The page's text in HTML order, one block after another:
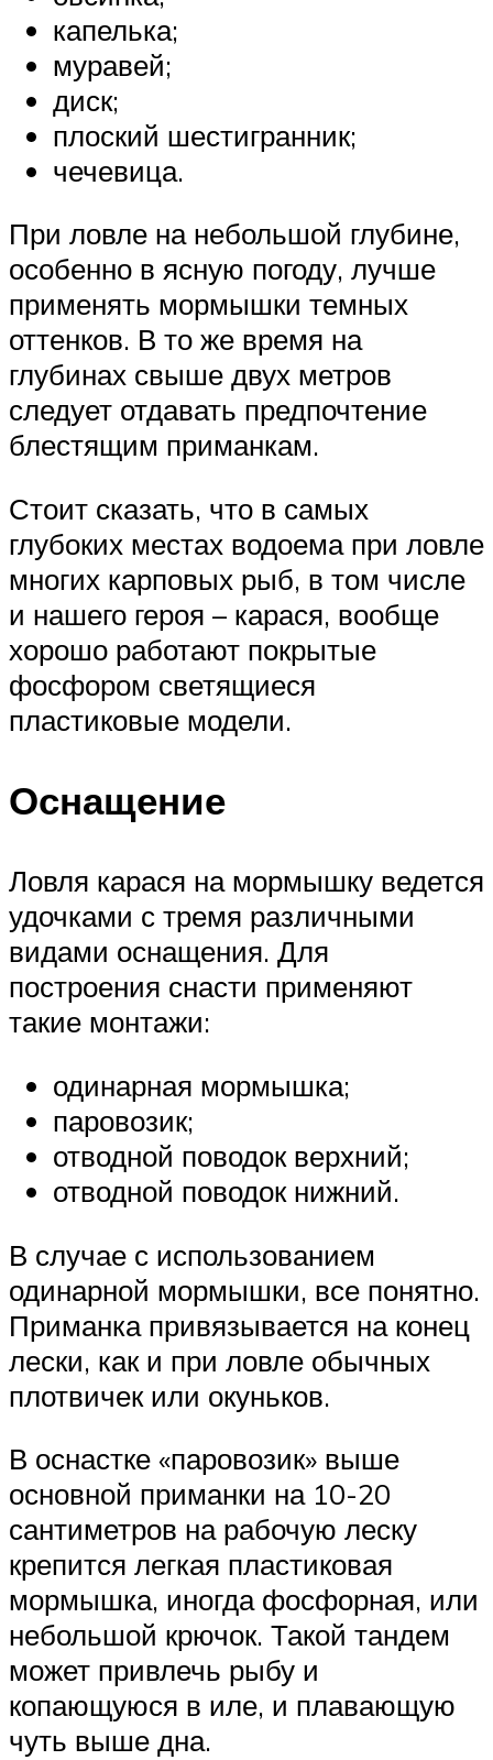
капелька;
муравей;
диск;
плоский шестигранник;
чечевица.
При ловле на небольшой глубине,
особенно в ясную погоду, лучше
применять мормышки темных
оттенков. В то же время на
глубинах свыше двух метров
следует отдавать предпочтение
блестящим приманкам.
Стоит сказать, что в самых
глубоких местах водоема при ловле
многих карповых рыб, в том числе
и нашего героя – карася, вообще
хорошо работают покрытые
фосфором светящиеся
пластиковые модели.
Оснащение
Ловля карася на мормышку ведется
удочками с тремя различными
видами оснащения. Для
построения снасти применяют
такие монтажи:
одинарная мормышка;
паровозик;
отводной поводок верхний;
отводной поводок нижний.
В случае с использованием
одинарной мормышки, все понятно.
Приманка привязывается на конец
лески, как и при ловле обычных
плотвичек или окуньков.
В оснастке «паровозик» выше
основной приманки на 10-20
сантиметров на рабочую леску
крепится легкая пластиковая
мормышка, иногда фосфорная, или
небольшой крючок. Такой тандем
может привлечь рыбу и
копающуюся в иле, и плавающую
чуть выше дна.